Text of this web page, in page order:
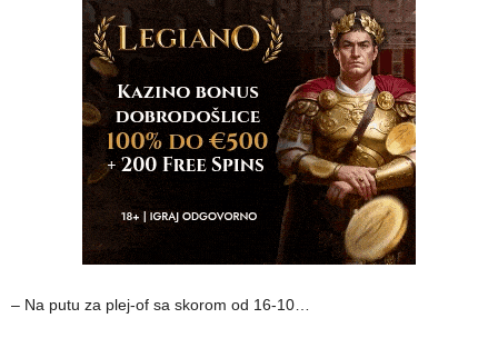
– Na putu za plej-of sa skorom od 16-10…